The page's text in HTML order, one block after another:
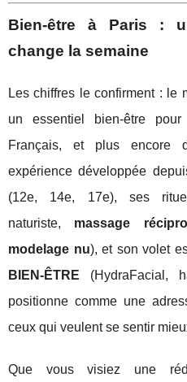
Bien-être à Paris :
change la semaine
Les chiffres le confirment : le
un essentiel bien-être
Français, et plus encore
expérience développée
(12e, 14e, 17e), ses
naturiste, massage
modelage nu), et son volet
BIEN‑ÊTRE (HydraFacial,
positionne comme une
ceux qui veulent se sentir
Que vous visiez une